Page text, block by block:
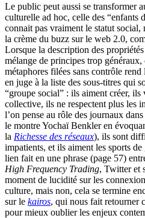
Le public peut aussi se transformer
culturelle ad hoc, celle des “enfants
connait pas vraiment le statut social,
la crème du buzz sur le web 2.0,
Lorsque la description des
mélange de principes trop généraux,
métaphores filées sans contrôle
en juge à la liste des sous-titres qui
“groupe social” : ils aiment créer,
collective, ils ne respectent plus les
l’on pense au rôle des journaux
le montre Yochaï Benkler en
la Richesse des réseaux), ils sont
impatients, et ils aiment les sports
lien fait en une phrase (page 57)
High Frequency Trading, Twitter et
moment de lucidité sur les
culture, mais non, cela se termine
sur le kairos, qui nous fait retourner
pour mieux oublier les enjeux